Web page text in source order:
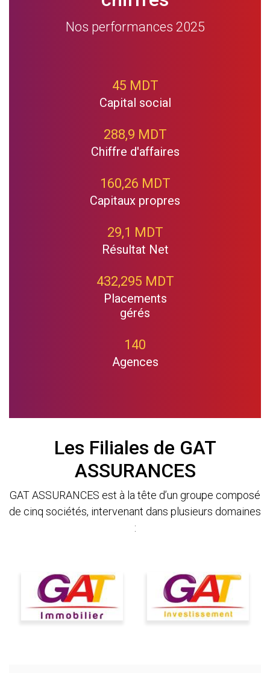
Nos performances 2025
45 MDT
Capital social
288,9 MDT
Chiffre d'affaires
160,26 MDT
Capitaux propres
29,1 MDT
Résultat Net
432,295 MDT
Placements
gérés
140
Agences
Les Filiales de GAT
ASSURANCES
GAT ASSURANCES est à la tête d’un groupe composé
de cinq sociétés, intervenant dans plusieurs domaines
: